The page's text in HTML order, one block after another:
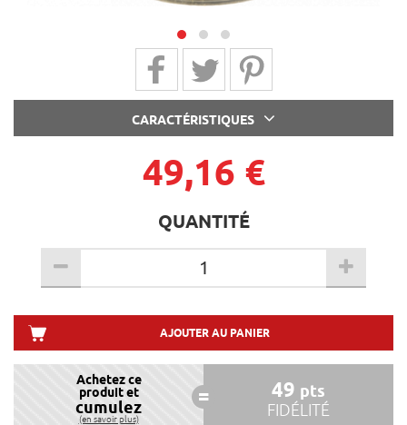
Partager sur Facebook
Partager sur Twitter
Partager sur Pinterest
CARACTÉRISTIQUES
49,16 €
QUANTITÉ
AJOUTER AU PANIER
Achetez ce
produit et
cumulez
(en savoir plus)
49 pts
FIDÉLITÉ